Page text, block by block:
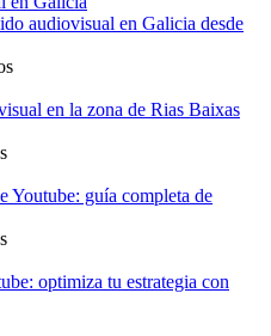
audiovisual en Galicia desde
en la zona de Rias Baixas
Youtube: guía completa de
optimiza tu estrategia con